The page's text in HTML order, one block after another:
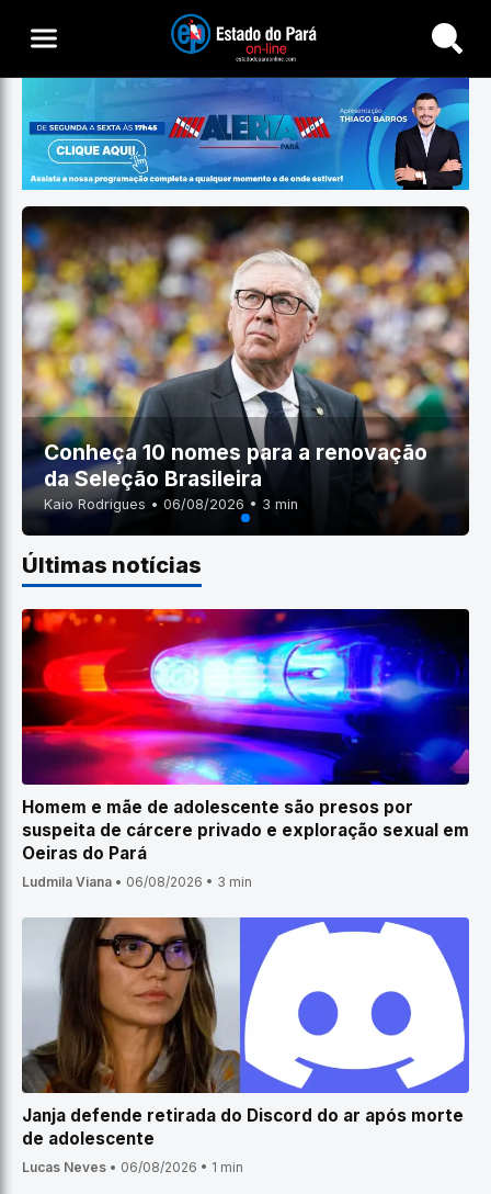
Buscar
Conheça 10 nomes para a renovação
da Seleção Brasileira
Kaio Rodrigues • 06/08/2026 • 3 min
Últimas notícias
Homem e mãe de adolescente são presos por
suspeita de cárcere privado e exploração sexual em
Oeiras do Pará
Ludmila Viana • 06/08/2026 • 3 min
Janja defende retirada do Discord do ar após morte
de adolescente
Lucas Neves • 06/08/2026 • 1 min